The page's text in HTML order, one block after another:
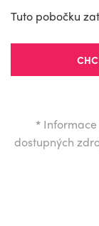
Tuto pobočku
*
dostupných